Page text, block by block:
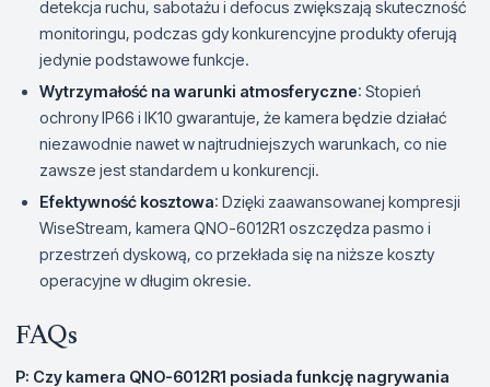
detekcja ruchu, sabotażu i defocus zwiększają skuteczność
monitoringu, podczas gdy konkurencyjne produkty oferują
jedynie podstawowe funkcje.
Wytrzymałość na warunki atmosferyczne: Stopień
ochrony IP66 i IK10 gwarantuje, że kamera będzie działać
niezawodnie nawet w najtrudniejszych warunkach, co nie
zawsze jest standardem u konkurencji.
Efektywność kosztowa: Dzięki zaawansowanej kompresji
WiseStream, kamera QNO-6012R1 oszczędza pasmo i
przestrzeń dyskową, co przekłada się na niższe koszty
operacyjne w długim okresie.
FAQs
P: Czy kamera QNO-6012R1 posiada funkcję nagrywania